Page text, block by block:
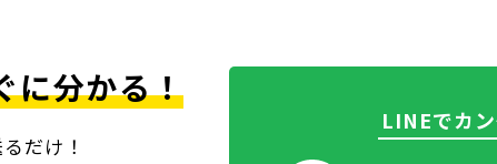
に分かる！
だけ！
LINEでカ